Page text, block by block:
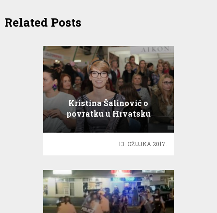
Related Posts
Kristina Šalinović o
povratku u Hrvatsku
13. OŽUJKA 2017.